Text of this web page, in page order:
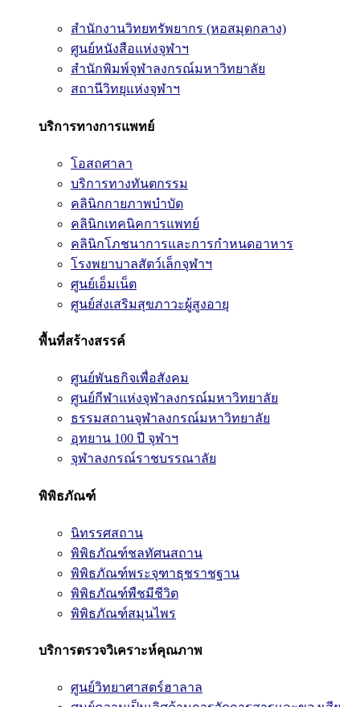
สำนักงานวิทยทรัพยากร (หอสมุดกลาง)
ศูนย์หนังสือแห่งจุฬาฯ
สำนักพิมพ์จุฬาลงกรณ์มหาวิทยาลัย
สถานีวิทยุแห่งจุฬาฯ
บริการทางการแพทย์
โอสถศาลา
บริการทางทันตกรรม
คลินิกกายภาพบำบัด
คลินิกเทคนิคการแพทย์
คลินิกโภชนาการและการกำหนดอาหาร
โรงพยาบาลสัตว์เล็กจุฬาฯ
ศูนย์เอ็มเน็ต
ศูนย์ส่งเสริมสุขภาวะผู้สูงอายุ
พื้นที่สร้างสรรค์
ศูนย์พันธกิจเพื่อสังคม
ศูนย์กีฬาแห่งจุฬาลงกรณ์มหาวิทยาลัย
ธรรมสถานจุฬาลงกรณ์มหาวิทยาลัย
อุทยาน 100 ปี จุฬาฯ
จุฬาลงกรณ์ราชบรรณาลัย
พิพิธภัณฑ์
นิทรรศสถาน
พิพิธภัณฑ์ชลทัศนสถาน
พิพิธภัณฑ์พระจุฑาธุชราชฐาน
พิพิธภัณฑ์พืชมีชีวิต
พิพิธภัณฑ์สมุนไพร
บริการตรวจวิเคราะห์คุณภาพ
ศูนย์วิทยาศาสตร์ฮาลาล